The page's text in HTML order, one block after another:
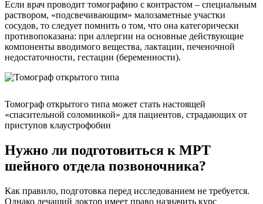
Если врач проводит томографию с контрастом – специальным
раствором, «подсвечивающим» малозаметные участки
сосудов, то следует помнить о том, что она категорически
противопоказана: при аллергии на основные действующие
компоненты вводимого вещества, лактации, печеночной
недостаточности, гестации (беременности).
Томограф открытого типа может стать настоящей
«спасительной соломинкой» для пациентов, страдающих от
приступов клаустрофобии
Нужно ли подготовиться к МРТ
шейного отдела позвоночника?
Как правило, подготовка перед исследованием не требуется.
Однако лечащий доктор имеет право назначить курс